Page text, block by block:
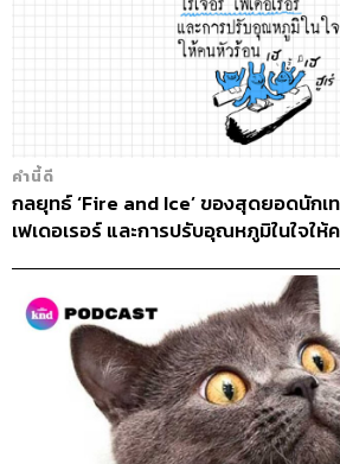
ABOUT THE
THE STANDARD
ทีมงาน THE
คำนี้ดี
กลยุทธ์ ‘Fire and Ice’ ของสุดยอดนักเ
เฟเดอเรอร์ และการปรับอุณหภูมิในใจให้